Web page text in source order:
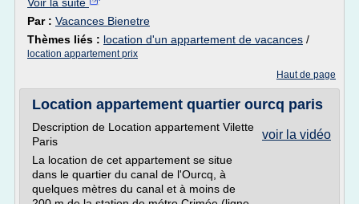
Par : Vacances Bienetre
Thèmes liés : location d'un appartement de vacances /
location appartement prix
Haut de page
Location appartement quartier ourcq paris
voir la vidéo
Description de Location appartement Vilette
Paris
La location de cet appartement se situe
dans le quartier du canal de l'Ourcq, à
quelques mètres du canal et à moins de